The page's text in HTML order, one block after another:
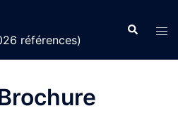
références)